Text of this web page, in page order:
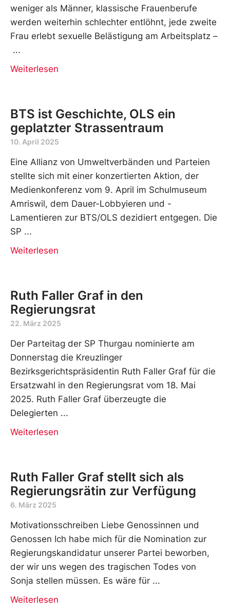
weniger als Männer, klassische Frauenberufe
werden weiterhin schlechter entlöhnt, jede zweite
Frau erlebt sexuelle Belästigung am Arbeitsplatz –
Weiterlesen
BTS ist Geschichte, OLS ein
geplatzter Strassentraum
10. April 2025
Eine Allianz von Umweltverbänden und Parteien
stellte sich mit einer konzertierten Aktion, der
Medienkonferenz vom 9. April im Schulmuseum
Amriswil, dem Dauer-Lobbyieren und -
Lamentieren zur BTS/OLS dezidiert entgegen. Die
SP
Weiterlesen
Ruth Faller Graf in den
Regierungsrat
22. März 2025
Der Parteitag der SP Thurgau nominierte am
Donnerstag die Kreuzlinger
Bezirksgerichtspräsidentin Ruth Faller Graf für die
Ersatzwahl in den Regierungsrat vom 18. Mai
2025. Ruth Faller Graf überzeugte die
Delegierten
Weiterlesen
Ruth Faller Graf stellt sich als
Regierungsrätin zur Verfügung
6. März 2025
Motivationsschreiben Liebe Genossinnen und
Genossen Ich habe mich für die Nomination zur
Regierungskandidatur unserer Partei beworben,
der wir uns wegen des tragischen Todes von
Sonja stellen müssen. Es wäre für
Weiterlesen